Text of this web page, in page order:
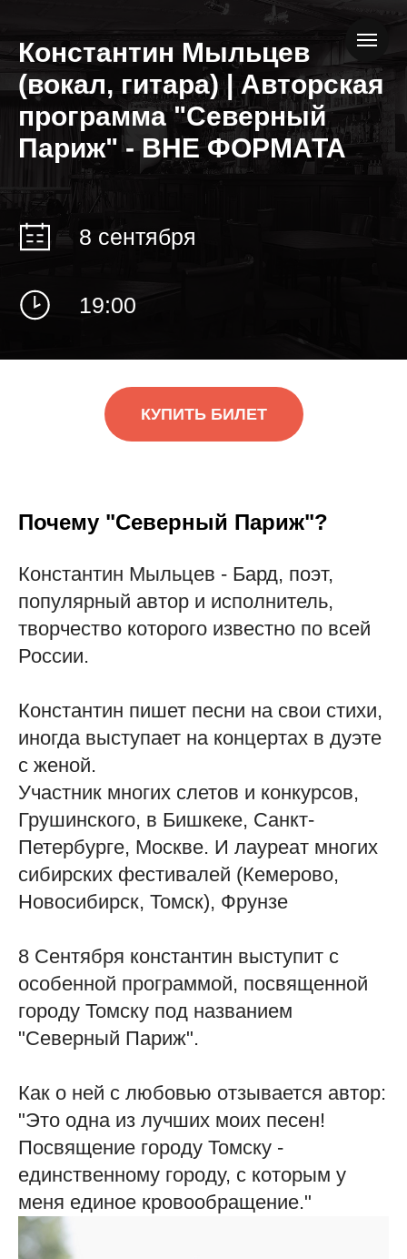
Константин Мыльцев
(вокал, гитара) | Авторская
программа "Северный
Париж" - ВНЕ ФОРМАТА
8 сентября
19:00
КУПИТЬ БИЛЕТ
Почему "Северный Париж"?
Константин Мыльцев - Бард, поэт,
популярный автор и исполнитель,
творчество которого известно по всей
России.
Константин пишет песни на свои стихи,
иногда выступает на концертах в дуэте
с женой.
Участник многих слетов и конкурсов,
Грушинского, в Бишкеке, Санкт-
Петербурге, Москве. И лауреат многих
сибирских фестивалей (Кемерово,
Новосибирск, Томск), Фрунзе
8 Сентября константин выступит с
особенной программой, посвященной
городу Томску под названием
"Северный Париж".
Как о ней с любовью отзывается автор:
"Это одна из лучших моих песен!
Посвящение городу Томску -
единственному городу, с которым у
меня единое кровообращение."